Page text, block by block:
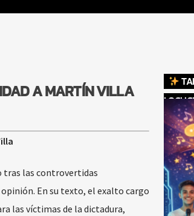
A MARTÍN VILLA
tras las controvertidas
En su texto, el exalto cargo
las víctimas de la dictadura,